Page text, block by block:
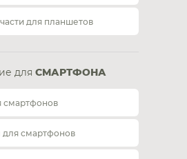
для планшетов
для СМАРТФОНА
смартфонов
для смартфонов